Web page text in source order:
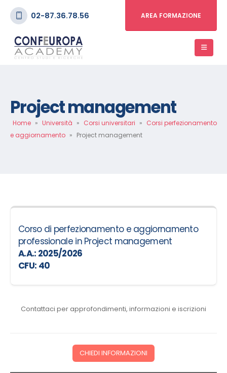
02-87.36.78.56 AREA FORMAZIONE
Project management
Home » Università » Corsi universitari » Corsi perfezionamento
e aggiornamento » Project management
Corso di perfezionamento e aggiornamento
professionale in Project management
A.A.: 2025/2026
CFU: 40
Contattaci per approfondimenti, informazioni e iscrizioni
CHIEDI INFORMAZIONI